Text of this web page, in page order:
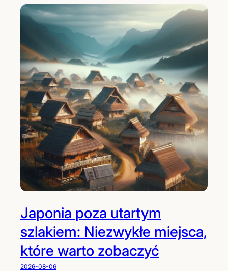
Japonia poza utartym
szlakiem: Niezwykłe miejsca,
które warto zobaczyć
2026-08-06